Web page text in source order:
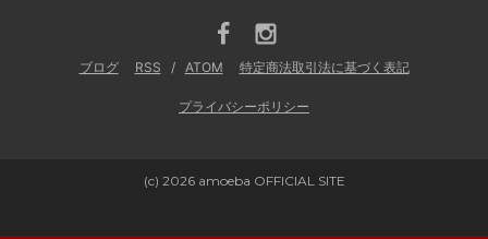
ブログ RSS / ATOM 特定商法取引法に基づく表記
プライバシーポリシー
(c) 2026 amoeba OFFICIAL SITE